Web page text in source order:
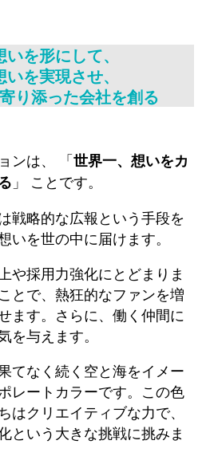
を形にして、
を実現させ、
り添った会社を創る
ンは、 「世界一、想いをカ
」 ことです。
戦略的な広報という手段を
いを世の中に届けます。
や採用力強化にとどまりま
とで、熱狂的なファンを増
ます。さらに、働く仲間に
を与えます。
てなく続く空と海をイメー
レートカラーです。この色
はクリエイティブな力で、
という大きな挑戦に挑みま